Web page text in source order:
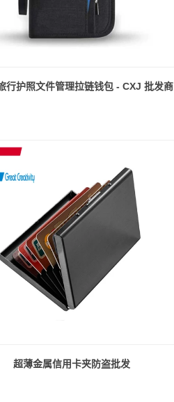
行护照文件管理拉链钱包 - CXJ 批发商
超薄金属信用卡夹防盗批发